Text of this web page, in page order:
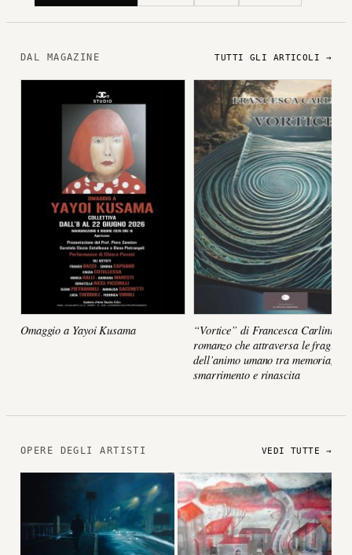
DAL MAGAZINE TUTTI GLI ARTICOLI →
Omaggio a Yayoi Kusama
“Vortice” di Francesca Carlini, un
romanzo che attraversa le fragilità
dell’animo umano tra memoria,
smarrimento e rinascita
OPERE DEGLI ARTISTI VEDI TUTTE →